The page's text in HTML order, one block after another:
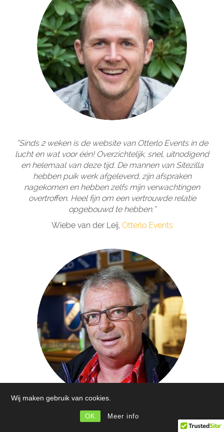
Wij maken gebruik van cookies.
OK Meer info
“Sinds 2 weken is de website van Otterlo Events in de
lucht en wat voor één! Overzichtelijk, snel, uitnodigend
en helemaal van deze tijd. De mannen van Sitezilla
hebben puik werk afgeleverd, zijn afspraken
nagekomen en hebben zelfs mijn verwachtingen
overtroffen. Heel fijn om een vertrouwde relatie
opgebouwd te hebben.”
Wiebe van der Leij, Otterlo Events
“Het is écht schitterend wat die jongens gemaakt